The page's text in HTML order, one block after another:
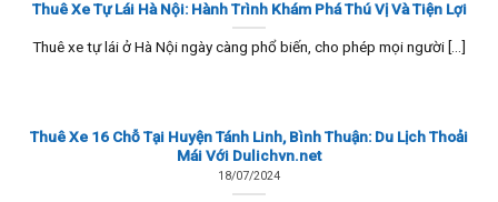
Thuê Xe Tự Lái Hà Nội: Hành Trình Khám Phá Thú Vị Và Tiện Lợi
Thuê xe tự lái ở Hà Nội ngày càng phổ biến, cho phép mọi người [...]
Thuê Xe 16 Chỗ Tại Huyện Tánh Linh, Bình Thuận: Du Lịch Thoải
Mái Với Dulichvn.net
18/07/2024